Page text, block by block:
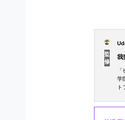
監
修
我
学
（